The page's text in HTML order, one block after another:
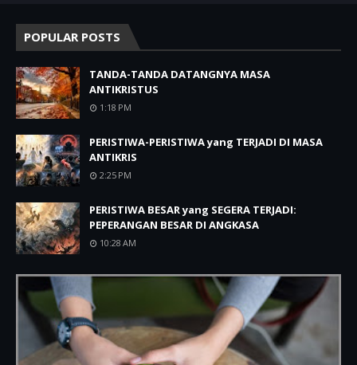
POPULAR POSTS
TANDA-TANDA DATANGNYA MASA
ANTIKRISTUS
1:18 PM
PERISTIWA-PERISTIWA yang TERJADI DI MASA
ANTIKRIS
2:25 PM
PERISTIWA BESAR yang SEGERA TERJADI:
PEPERANGAN BESAR DI ANGKASA
10:28 AM